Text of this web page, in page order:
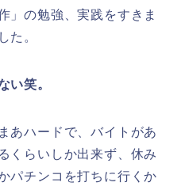
」の勉強、実践をすきま
た。
い笑。
あハードで、バイトがあ
くらいしか出来ず、休み
パチンコを打ちに行くか